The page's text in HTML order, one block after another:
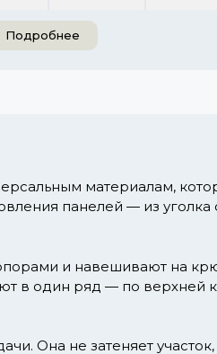
Подробнее
материалам,
панелей — из
и навешивают на
в один ряд — по верхней
Она не затеняет